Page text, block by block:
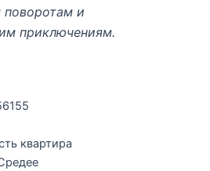
и
приключениям.
квартира